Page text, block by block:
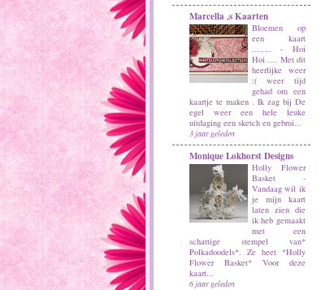
Marcella ,s Kaarten
Bloemen op
een kaart
........
- Hoi
Hoi .... Met dit
heerlijke weer
:( weer tijd
gehad om een
kaartje te maken . Ik zag bij De
egel weer een hele leuke
uitdaging een sketch en gebrui...
3 jaar geleden
Monique Lokhorst Designs
Holly Flower
Basket
-
Vandaag wil ik
je mijn kaart
laten zien die
ik heb gemaakt
met een
schattige stempel van*
Polkadoodels*. Ze heet *Holly
Flower Basket* Voor deze
kaart...
6 jaar geleden